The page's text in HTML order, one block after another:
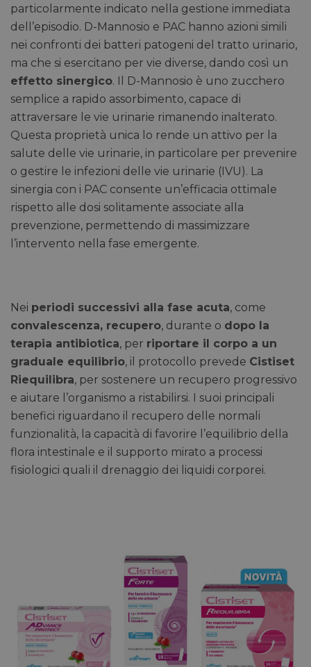
particolarmente indicato nella gestione immediata
dell’episodio. D-Mannosio e PAC hanno azioni simili
nei confronti dei batteri patogeni del tratto urinario,
ma che si esercitano per vie diverse, dando così un
effetto sinergico. Il D-Mannosio è uno zucchero
semplice a rapido assorbimento, capace di
attraversare le vie urinarie rimanendo inalterato.
Questa proprietà unica lo rende un attivo per la
salute delle vie urinarie, in particolare per prevenire
o gestire le infezioni delle vie urinarie (IVU). La
sinergia con i PAC consente un’efficacia ottimale
rispetto alle dosi solitamente associate alla
prevenzione, permettendo di massimizzare
l’intervento nella fase emergente.
Nei periodi successivi alla fase acuta, come
convalescenza, recupero, durante o dopo la
terapia antibiotica, per riportare il corpo a un
graduale equilibrio, il protocollo prevede Cistiset
Riequilibra, per sostenere un recupero progressivo
e aiutare l’organismo a ristabilirsi. I suoi principali
benefici riguardano il recupero delle normali
funzionalità, la capacità di favorire l’equilibrio della
flora intestinale e il supporto mirato a processi
fisiologici quali il drenaggio dei liquidi corporei.